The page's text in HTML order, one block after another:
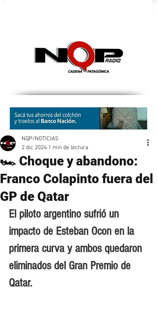
🏎️ Choque y abandono:
Franco Colapinto fuera del
GP de Qatar
NQP/NOTICIAS
2 dic 2024 1 min de lectura
El piloto argentino sufrió un
impacto de Esteban Ocon en la
primera curva y ambos quedaron
eliminados del Gran Premio de
Qatar.